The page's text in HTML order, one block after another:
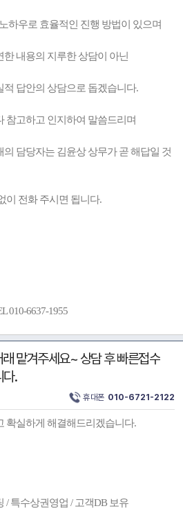
하우로 효율적인 진행 방법이 있으며
내용의 지루한 상담이 아닌
답안의 상담으로 돕겠습니다.
참고하고 인지하여 말씀드리며
담당자는 김윤상 상무가 곧 해답일 것
이 전화 주시면 됩니다.
010-6637-1955
맡겨주세요~ 상담 후 빠른접수
다.
휴대폰 010-6721-2122
확실하게 해결해드리겠습니다.
/ 특수상권영업 / 고객DB 보유